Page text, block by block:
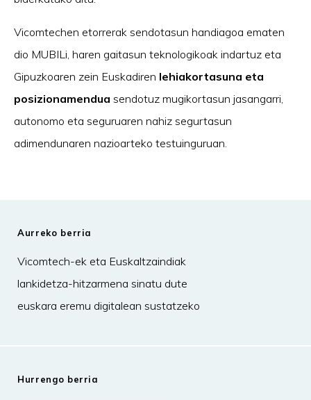
Vicomtechen etorrerak sendotasun handiagoa ematen
dio MUBILi, haren gaitasun teknologikoak indartuz eta
Gipuzkoaren zein Euskadiren lehiakortasuna eta
posizionamendua sendotuz mugikortasun jasangarri,
autonomo eta seguruaren nahiz segurtasun
adimendunaren nazioarteko testuinguruan.
Aurreko berria
Vicomtech-ek eta Euskaltzaindiak
lankidetza-hitzarmena sinatu dute
euskara eremu digitalean sustatzeko
Hurrengo berria